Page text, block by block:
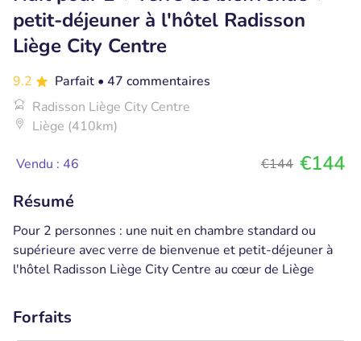
petit-déjeuner à l'hôtel Radisson
Liège City Centre
9.2 Parfait • 47 commentaires
Radisson Liège City Centre
Liège (410km)
Vendu : 46 €144 €144
Résumé
Pour 2 personnes : une nuit en chambre standard ou
supérieure avec verre de bienvenue et petit-déjeuner à
l'hôtel Radisson Liège City Centre au cœur de Liège
Forfaits